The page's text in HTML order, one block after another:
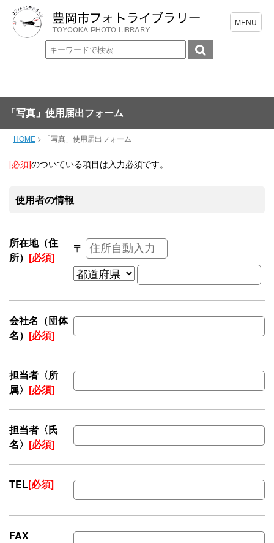
「写真」使用届出フォーム
HOME > 「写真」使用届出フォーム
[必須]のついている項目は入力必須です。
使用者の情報
所在地（住
所） [必須]
〒
会社名（団体
名） [必須]
担当者〈所
属〉 [必須]
担当者〈氏
名〉 [必須]
TEL[必須]
FAX